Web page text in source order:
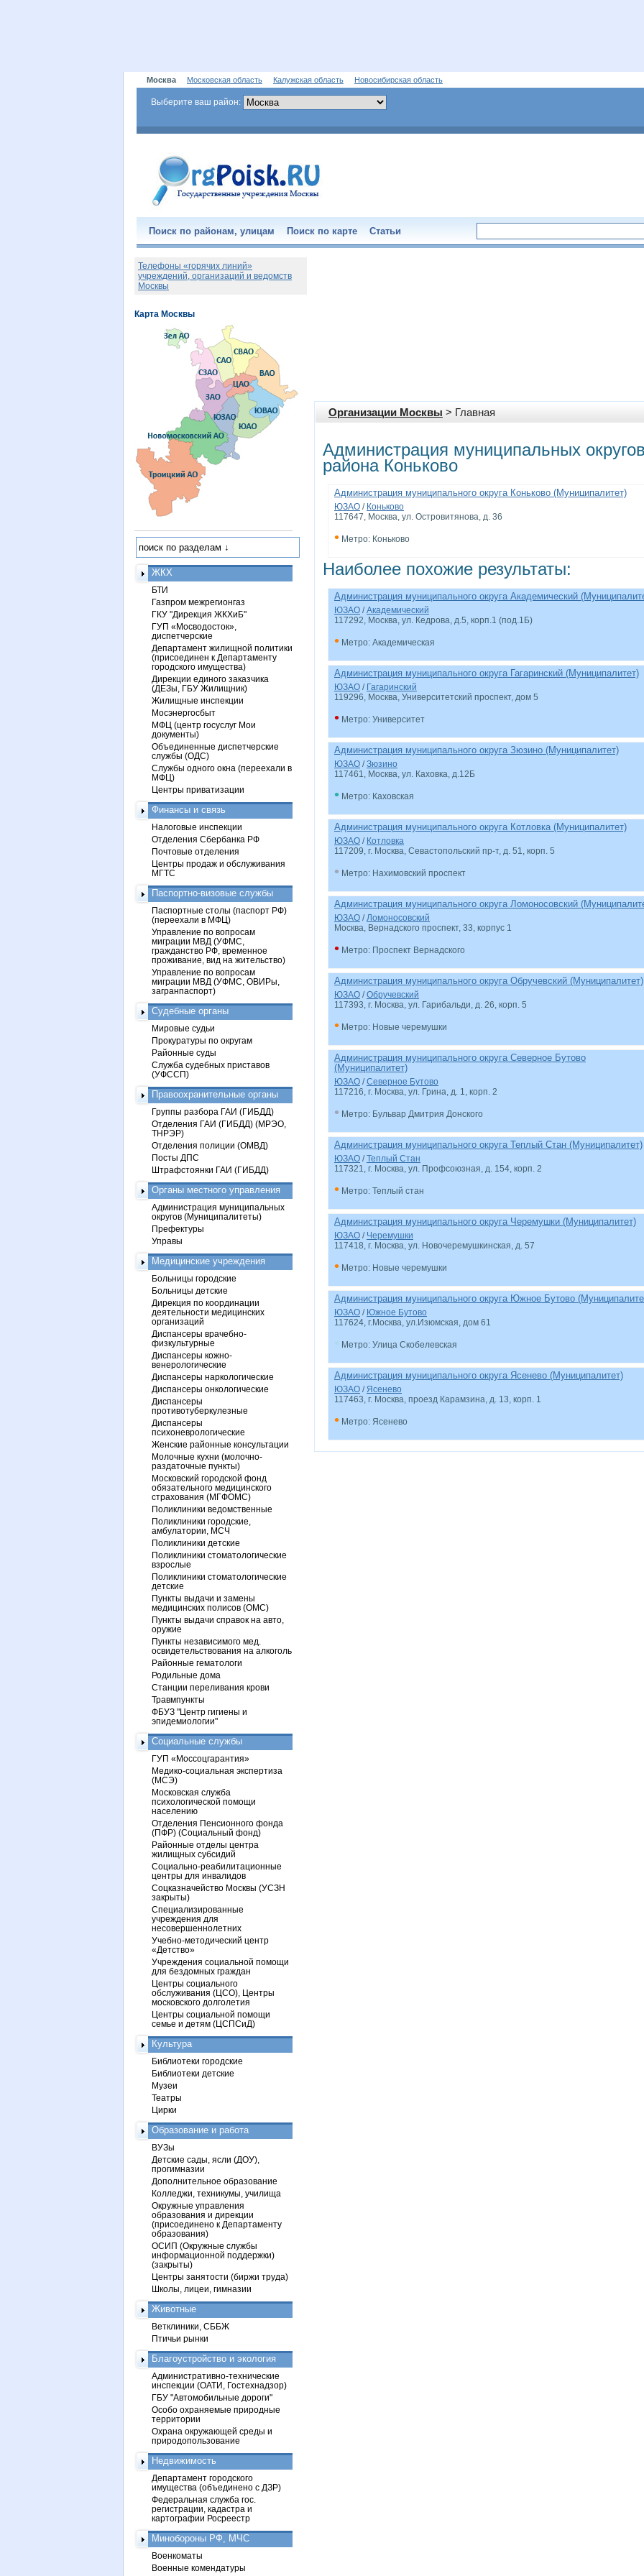
Москва Московская область Калужская область Новосибирская область
Выберите ваш район:
Поиск по районам, улицам Поиск по карте Статьи
Организации Москвы > Главная
Администрация муниципальных
района Коньково
Администрация муниципального округа Коньково (Муниципалитет)
ЮЗАО / Коньково
117647, Москва, ул. Островитянова, д. 36
• Метро: Коньково
Наиболее похожие результаты:
Администрация муниципального округа Академический
ЮЗАО /Академический
117292, Москва, ул. Кедрова, д.5, корп.1 (под.1Б)
• Метро: Академическая
Администрация муниципального округа Гагаринский (Муниципалитет)
ЮЗАО / Гагаринский
119296, Москва, Университетский проспект, дом 5
• Метро: Университет
Администрация муниципального округа Зюзино (Муниципалитет)
ЮЗАО /Зюзино
117461, Москва, ул. Каховка, д.12Б
• Метро: Каховская
Администрация муниципального округа Котловка (Муниципалитет)
ЮЗАО / Котловка
117209, г. Москва, Севастопольский пр-т, д. 51, корп. 5
• Метро: Нахимовский проспект
Администрация муниципального округа Ломоносовский
ЮЗАО /Ломоносовский
Москва, Вернадского проспект, 33, корпус 1
• Метро: Проспект Вернадского
Администрация муниципального округа Обручевский (Муниципалитет)
ЮЗАО /Обручевский
117393, г. Москва, ул. Гарибальди, д. 26, корп. 5
• Метро: Новые черемушки
Администрация муниципального округа Северное Бутово
(Муниципалитет)
ЮЗАО /Северное Бутово
117216, г. Москва, ул. Грина, д. 1, корп. 2
• Метро: Бульвар Дмитрия Донского
Администрация муниципального округа Теплый Стан (Муниципалитет)
ЮЗАО /Теплый Стан
117321, г. Москва, ул. Профсоюзная, д. 154, корп. 2
• Метро: Теплый стан
Администрация муниципального округа Черемушки (Муниципалитет)
ЮЗАО / Черемушки
117418, г. Москва, ул. Новочеремушкинская, д. 57
• Метро: Новые черемушки
Администрация муниципального округа Южное Бутово
ЮЗАО / Южное Бутово
117624, г.Москва, ул.Изюмская, дом 61
• Метро: Улица Скобелевская
Администрация муниципального округа Ясенево (Муниципалитет)
ЮЗАО /Ясенево
117463, г. Москва, проезд Карамзина, д. 13, корп. 1
• Метро: Ясенево
Телефоны «горячих линий»
учреждений, организаций и ведомств
Москвы
ЖКХ
БТИ
Газпром межрегионгаз
ГКУ "Дирекция ЖКХиБ"
ГУП «Мосводосток»,
диспетчерские
Департамент жилищной политики
(присоединен к Департаменту
городского имущества)
Дирекции единого заказчика
(ДЕЗы, ГБУ Жилищник)
Жилищные инспекции
Мосэнергосбыт
МФЦ (центр госуслуг Мои
документы)
Объединенные диспетчерские
службы (ОДС)
Службы одного окна (переехали в
МФЦ)
Центры приватизации
Финансы и связь
Налоговые инспекции
Отделения Сбербанка РФ
Почтовые отделения
Центры продаж и обслуживания
МГТС
Паспортно-визовые службы
Паспортные столы (паспорт РФ)
(переехали в МФЦ)
Управление по вопросам
миграции МВД (УФМС,
гражданство РФ, временное
проживание, вид на жительство)
Управление по вопросам
миграции МВД (УФМС, ОВИРы,
загранпаспорт)
Судебные органы
Мировые судьи
Прокуратуры по округам
Районные суды
Служба судебных приставов
(УФССП)
Правоохранительные органы
Группы разбора ГАИ (ГИБДД)
Отделения ГАИ (ГИБДД) (МРЭО,
ТНРЭР)
Отделения полиции (ОМВД)
Посты ДПС
Штрафстоянки ГАИ (ГИБДД)
Органы местного управления
Администрация муниципальных
округов (Муниципалитеты)
Префектуры
Управы
Медицинские учреждения
Больницы городские
Больницы детские
Дирекция по координации
деятельности медицинских
организаций
Диспансеры врачебно-
физкультурные
Диспансеры кожно-
венерологические
Диспансеры наркологические
Диспансеры онкологические
Диспансеры
противотуберкулезные
Диспансеры
психоневрологические
Женские районные консультации
Молочные кухни (молочно-
раздаточные пункты)
Московский городской фонд
обязательного медицинского
страхования (МГФОМС)
Поликлиники ведомственные
Поликлиники городские,
амбулатории, МСЧ
Поликлиники детские
Поликлиники стоматологические
взрослые
Поликлиники стоматологические
детские
Пункты выдачи и замены
медицинских полисов (ОМС)
Пункты выдачи справок на авто,
оружие
Пункты независимого мед.
освидетельствования на алкоголь
Районные гематологи
Родильные дома
Станции переливания крови
Травмпункты
ФБУЗ "Центр гигиены и
эпидемиологии"
Социальные службы
ГУП «Моссоцгарантия»
Медико-социальная экспертиза
(МСЭ)
Московская служба
психологической помощи
населению
Отделения Пенсионного фонда
(ПФР) (Социальный фонд)
Районные отделы центра
жилищных субсидий
Социально-реабилитационные
центры для инвалидов
Соцказначейство Москвы (УСЗН
закрыты)
Специализированные
учреждения для
несовершеннолетних
Учебно-методический центр
«Детство»
Учреждения социальной помощи
для бездомных граждан
Центры социального
обслуживания (ЦСО), Центры
московского долголетия
Центры социальной помощи
семье и детям (ЦСПСиД)
Культура
Библиотеки городские
Библиотеки детские
Музеи
Театры
Цирки
Образование и работа
ВУЗы
Детские сады, ясли (ДОУ),
прогимназии
Дополнительное образование
Колледжи, техникумы, училища
Окружные управления
образования и дирекции
(присоединено к Департаменту
образования)
ОСИП (Окружные службы
информационной поддержки)
(закрыты)
Центры занятости (биржи труда)
Школы, лицеи, гимназии
Животные
Ветклиники, СББЖ
Птичьи рынки
Благоустройство и экология
Административно-технические
инспекции (ОАТИ, Гостехнадзор)
ГБУ "Автомобильные дороги"
Особо охраняемые природные
территории
Охрана окружающей среды и
природопользование
Недвижимость
Департамент городского
имущества (объединено с ДЗР)
Федеральная служба гос.
регистрации, кадастра и
картографии Росреестр
Минобороны РФ, МЧС
Военкоматы
Военные комендатуры